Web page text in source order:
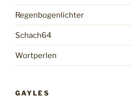
Regenbogenlichter
Schach64
Wortperlen
GAYLES